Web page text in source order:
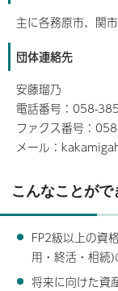
主に各務原市、関
団体連絡先
安藤瑠乃
電話番号：058-
ファクス番号：
メール：
こんなことがで
FP2級以上の資
用・終活・相続)
将来に向けた資